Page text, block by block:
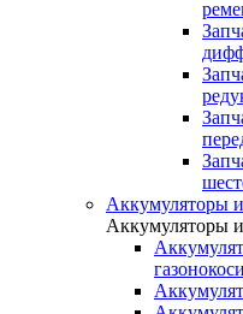
Аккумуляторы
Аккумуляторы